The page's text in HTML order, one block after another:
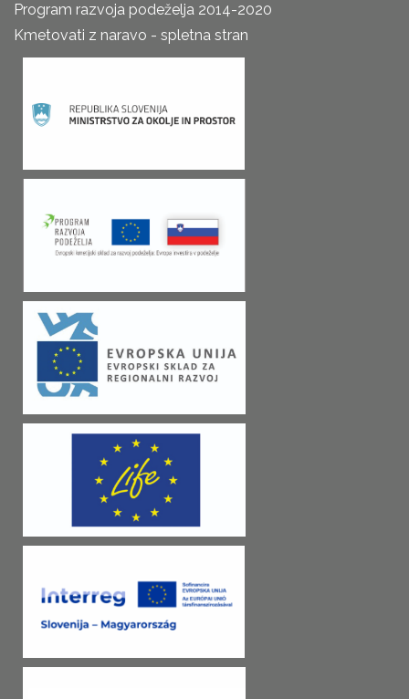
Program razvoja podeželja 2014-2020
Kmetovati z naravo - spletna stran